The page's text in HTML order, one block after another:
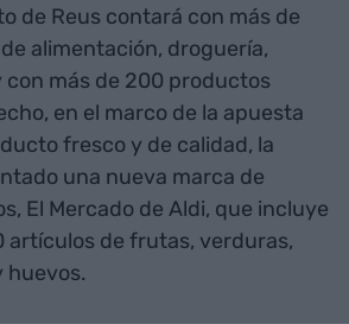
de Reus contará con más de
alimentación, droguería,
con más de 200 productos
en el marco de la apuesta
fresco y de calidad, la
una nueva marca de
El Mercado de Aldi, que incluye
artículos de frutas, verduras,
huevos.